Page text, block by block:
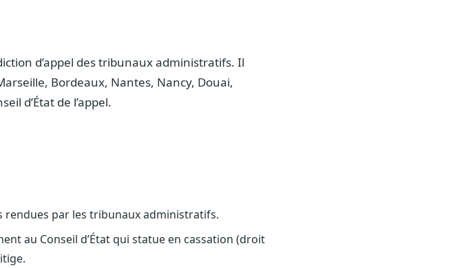
d’appel des tribunaux administratifs. Il
Bordeaux, Nantes, Nancy, Douai,
d’État de l’appel.
rendues par les tribunaux administratifs.
au Conseil d’État qui statue en cassation (droit